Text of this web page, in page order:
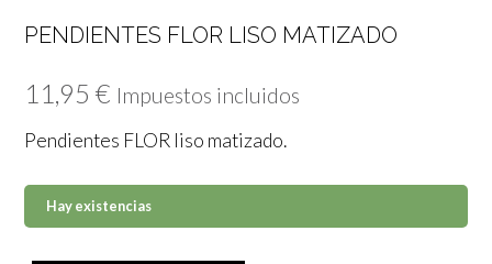
PENDIENTES FLOR LISO MATIZADO
11,95 € Impuestos incluidos
Pendientes FLOR liso matizado.
Hay existencias